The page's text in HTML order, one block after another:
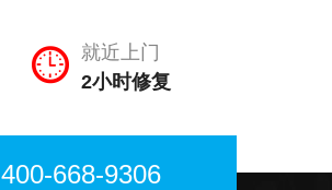
就近上门
2小时修复
400-668-9306